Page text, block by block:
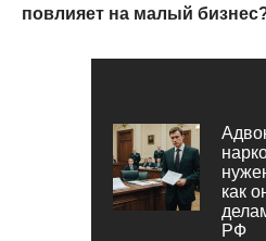
повлияет на малый
как
РФ